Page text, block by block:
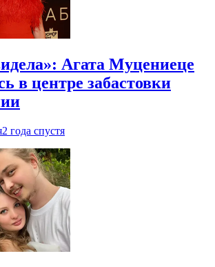
Агата Муцениеце
в центре забастовки
2 года спустя